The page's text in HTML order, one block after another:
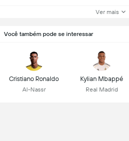
Ver mais
Você também pode se interessar
Cristiano Ronaldo
Al-Nassr
Kylian Mbappé
Real Madrid